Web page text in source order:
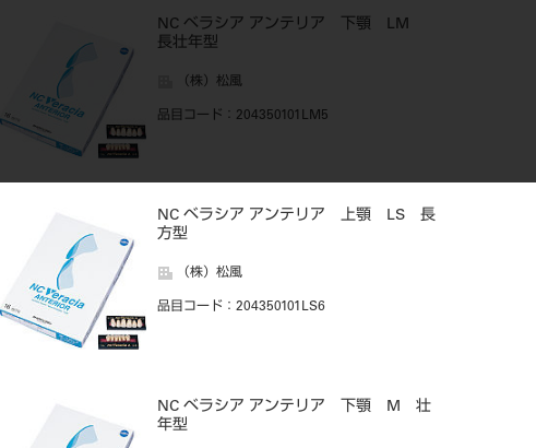
NC ベラシア アンテリア 下顎 LM
長壮年型
（株）松風
品目コード ：204350101LM5
NC ベラシア アンテリア 上顎 LS 長
方型
（株）松風
品目コード ：204350101LS6
NC ベラシア アンテリア 下顎 M 壮
年型